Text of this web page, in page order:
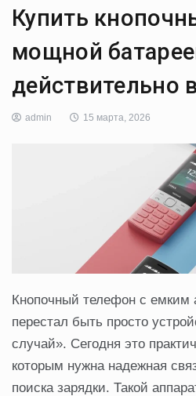
Купить
мощной
действительно
admin 15 марта, 2026
Кнопочный телефон с емким
перестал быть просто
случай». Сегодня это
которым нужна надежная
поиска зарядки. Такой